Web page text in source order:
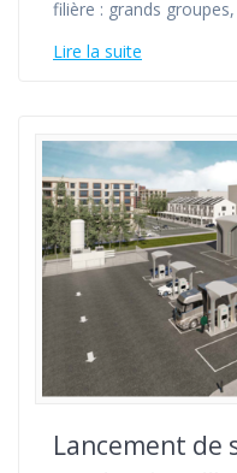
filière : grands
Lire la suite
Lancement de